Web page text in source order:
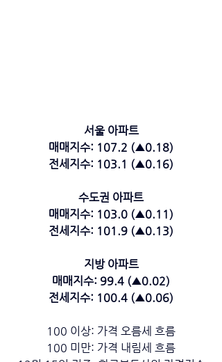
서울 아파트
매매지수: 107.2 (▲0.18)
전세지수: 103.1 (▲0.16)
수도권 아파트
매매지수: 103.0 (▲0.11)
전세지수: 101.9 (▲0.13)
지방 아파트
매매지수: 99.4 (▲0.02)
전세지수: 100.4 (▲0.06)
100 이상: 가격 오름세 흐름
100 미만: 가격 내림세 흐름